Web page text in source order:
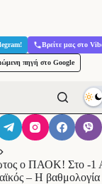
Βρείτε μας στο
πηγή στο Google
ο ΠΑΟΚ! Στο -
– Η βαθμολογία